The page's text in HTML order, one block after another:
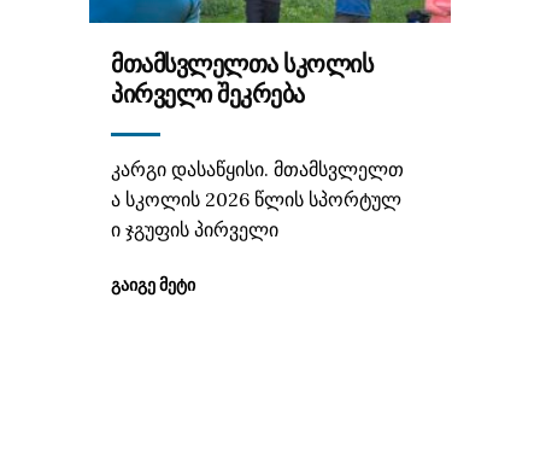
ᲛᲗᲐᲛᲡᲕᲚᲔᲚᲗᲐ ᲡᲙᲝᲚᲘᲡ
ᲞᲘᲠᲕᲔᲚᲘ ᲨᲔᲙᲠᲔᲑᲐ
კარგი დასაწყისი. მთამსვლელთ
ა სკოლის 2026 წლის სპორტულ
ი ჯგუფის პირველი
ᲒᲐᲘᲒᲔ ᲛᲔᲢᲘ